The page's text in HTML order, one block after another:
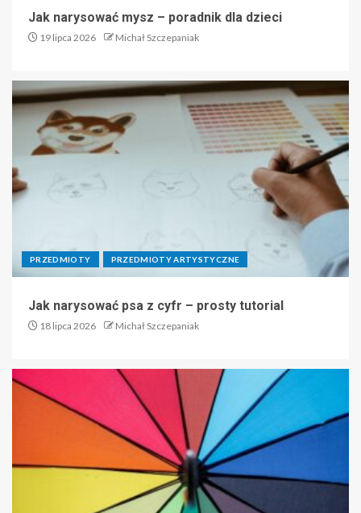
Jak narysować mysz – poradnik dla dzieci
19 lipca 2026 Michał Szczepaniak
PRZEDMIOTY PRZEDMIOTY ARTYSTYCZNE
Jak narysować psa z cyfr – prosty tutorial
18 lipca 2026 Michał Szczepaniak